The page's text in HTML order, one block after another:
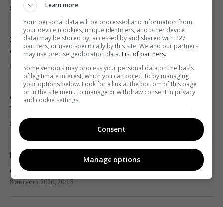
19:57 суббота, 08 августа 2026
Россияне похвастались новым зенитным
дроном, способным развивать скорость
до 560 км/ч
19:57 суббота, 08 августа 2026
успешные
19:24 суббота, 08 августа 2026
В ЕС предложили новую схему
конфискации замороженных активов РФ, –
8 августа 2026, 20:52
Запретные подарки для второй половинки:
что приводит к ссорам и слезам
8 августа 2026, 20:51
Опасается эскалации войны: Маск отказал
Украине в важной помощи
8 августа 2026, 20:20
Не только по отчеству: как в Украине
давали фамилии внебрачным детям
8 августа 2026, 20:13
Learn more
Your personal data will be processed and information from
your device (cookies, unique identifiers, and other device
data) may be stored by, accessed by and shared with 227
partners, or used specifically by this site. We and our partners
may use precise geolocation data. List of partners.
Some vendors may process your personal data on the basis
of legitimate interest, which you can object to by managing
your options below. Look for a link at the bottom of this page
or in the site menu to manage or withdraw consent in privacy
and cookie settings.
Consent
Manage options